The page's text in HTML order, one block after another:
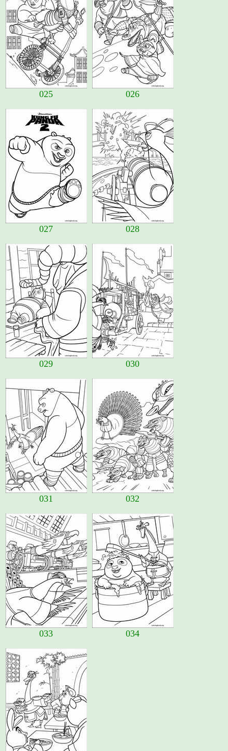
025 026
027 028
029 030
031 032
033 034